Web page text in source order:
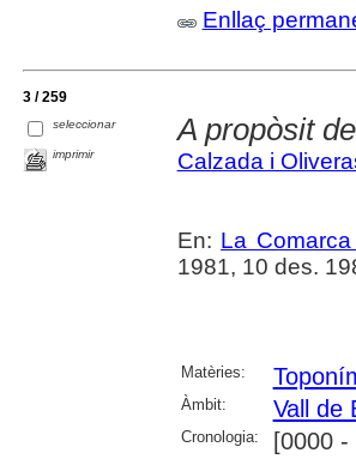
Enllaç
3 / 259
seleccionar
imprimir
A propòsit
Calzada i
En: La
1981, 10 des.
Matèries:
Àmbit: Vall de
Cronologia: [0000 -